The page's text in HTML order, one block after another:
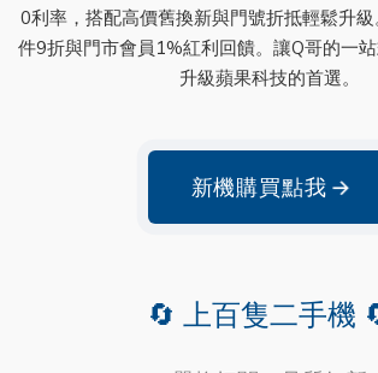
0利率，搭配高價舊換新與門號折抵輕鬆升
件9折與門市會員1%紅利回饋。讓Q哥的一
升級蘋果科技的首選。
新機購買點我 →
🔄 上百隻二手機